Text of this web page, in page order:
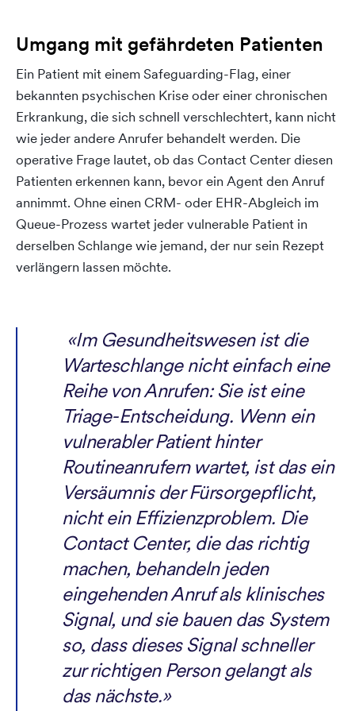
Umgang mit gefährdeten Patienten
Ein Patient mit einem Safeguarding-Flag, einer
bekannten psychischen Krise oder einer chronischen
Erkrankung, die sich schnell verschlechtert, kann nicht
wie jeder andere Anrufer behandelt werden. Die
operative Frage lautet, ob das Contact Center diesen
Patienten erkennen kann, bevor ein Agent den Anruf
annimmt. Ohne einen CRM- oder EHR-Abgleich im
Queue-Prozess wartet jeder vulnerable Patient in
derselben Schlange wie jemand, der nur sein Rezept
verlängern lassen möchte.
«Im Gesundheitswesen ist die
Warteschlange nicht einfach eine
Reihe von Anrufen: Sie ist eine
Triage-Entscheidung. Wenn ein
vulnerabler Patient hinter
Routineanrufern wartet, ist das ein
Versäumnis der Fürsorgepflicht,
nicht ein Effizienzproblem. Die
Contact Center, die das richtig
machen, behandeln jeden
eingehenden Anruf als klinisches
Signal, und sie bauen das System
so, dass dieses Signal schneller
zur richtigen Person gelangt als
das nächste.»